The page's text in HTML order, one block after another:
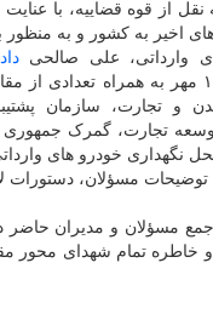
از قوه قضاییه، با عنایت
اخیر به کشور و به
وارداتی، علی صالحی
وانقلاب تهران، روز شنبه ۱۴ مهر به همراه
و تجارت، سازمان
تجارت، گمرک جمهوری
نگهداری خودرو های
توضیحات مسؤلان، دستورات
جمع مسؤلان و مدیران
و خاطره تمام شهدای